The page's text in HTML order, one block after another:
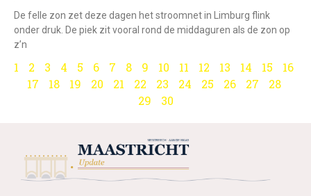
De felle zon zet deze dagen het stroomnet in Limburg flink
onder druk. De piek zit vooral rond de middaguren als de zon op
z’n
1 2 3 4 5 6 7 8 9 10 11 12 13 14 15
16
17
18 19 20 21 22 23 24 25 26 27
28
29
30